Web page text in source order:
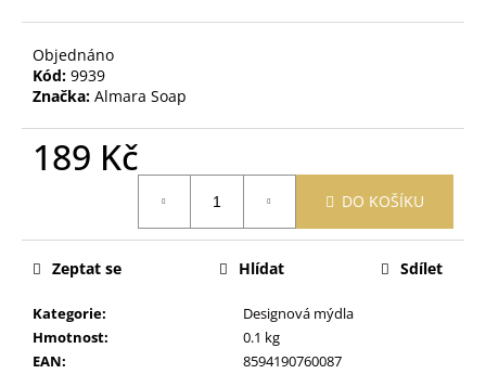
Objednáno
Kód: 9939
Značka: Almara Soap
189 Kč
DO KOŠÍKU
Kategorie:
Designová mýdla
Hmotnost:
0.1 kg
EAN: 8594190760087
Zeptat se Hlídat Sdílet
e
OBAL
ZDRAVOTNÍ
OČKOVACÍ
Kč